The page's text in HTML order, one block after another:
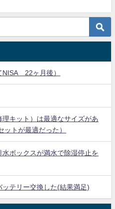
NISA 22ヶ月後）
キット）は最適なサイズがあ
ットが最適だった）
ボックスが満水で除湿停止を
テリー交換した(結果満足)